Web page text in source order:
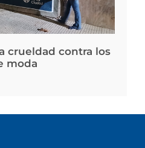
crueldad contra los
moda